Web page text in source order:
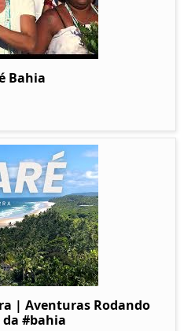
Bahia
| Aventuras Rodando
da #bahia